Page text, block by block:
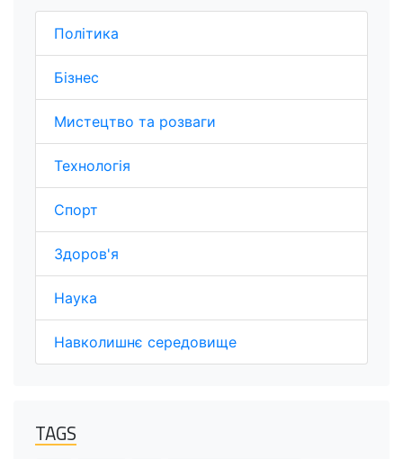
Політика
Бізнес
Мистецтво та розваги
Технологія
Спорт
Здоров'я
Наука
Навколишнє середовище
TAGS